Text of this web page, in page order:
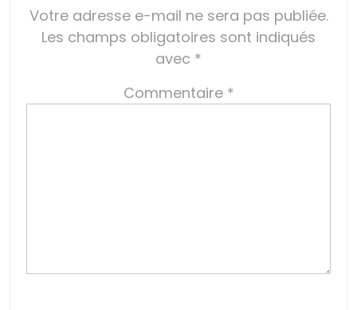
Votre adresse e-mail ne sera pas publiée.
Les champs obligatoires sont indiqués
avec *
Commentaire *